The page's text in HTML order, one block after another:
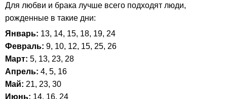
Для любви и брака лучше всего подходят люди,
рожденные в такие дни:
Январь: 13, 14, 15, 18, 19, 24
Февраль: 9, 10, 12, 15, 25, 26
Март: 5, 13, 23, 28
Апрель: 4, 5, 16
Май: 21, 23, 30
Июнь: 14, 16, 24